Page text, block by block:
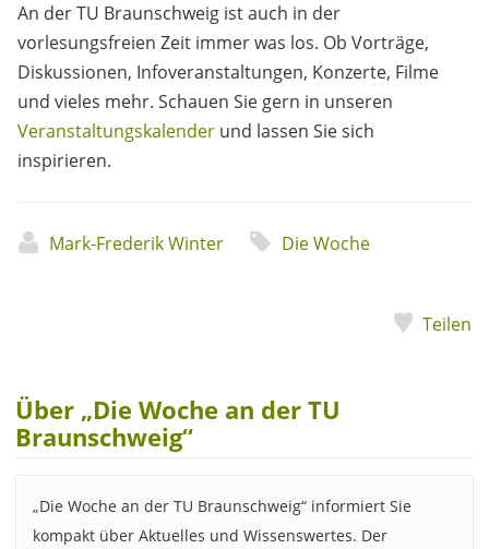
An der TU Braunschweig ist auch in der
vorlesungsfreien Zeit immer was los. Ob Vorträge,
Diskussionen, Infoveranstaltungen, Konzerte, Filme
und vieles mehr. Schauen Sie gern in unseren
Veranstaltungskalender und lassen Sie sich
inspirieren.
Mark-Frederik Winter Die Woche
Teilen
Über „Die Woche an der TU
Braunschweig“
„Die Woche an der TU Braunschweig“ informiert Sie
kompakt über Aktuelles und Wissenswertes. Der